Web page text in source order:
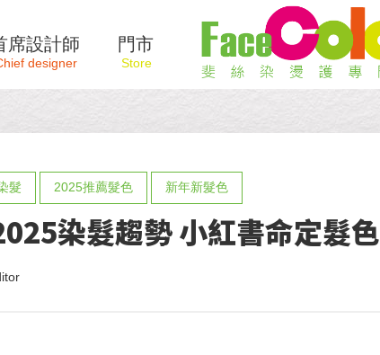
席設計師 門市
髮 2025推薦髮色 新年新髮色
染髮趨勢 小紅書命定髮色